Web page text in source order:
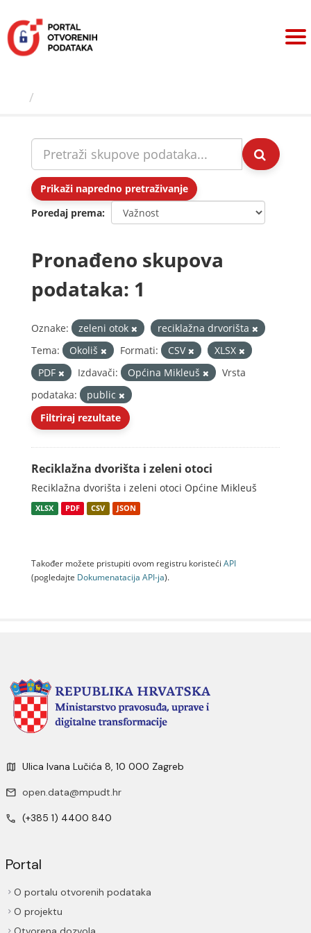
sadržaj
Prikaži napredno pretraživanje
Poredaj prema
Pronađeno skupova
podataka: 1
Oznake: zeleni otok
reciklažna drvorišta
Tema:
Okoliš Formati: CSV
XLSX
PDF
Izdavači: Općina Mikleuš
Vrsta
podataka:
public
Filtriraj rezultate
Reciklažna dvorišta i zeleni otoci
Reciklažna dvorišta i zeleni otoci Općine Mikleuš
XLSX PDF CSV JSON
Također možete pristupiti ovom registru koristeći API
(pogledajte Dokumenаtаcijа API-jа).